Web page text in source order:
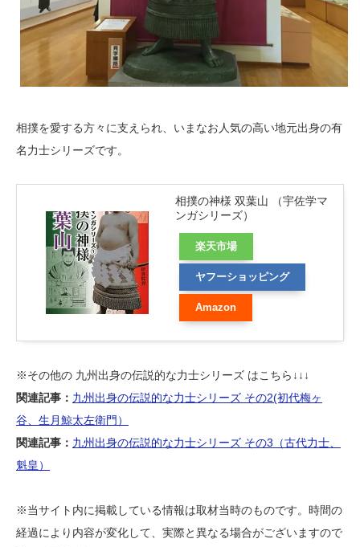
相撲を愛する方々に支えられ、いまなお人気の高い地元出身の有
名力士シリーズです。
相撲の神様 双葉山 （宇佐学マ
ンガシリーズ）
楽天市場
ヤフーショッピング
Amazon
※その他の 九州出身の伝説的な力士シリーズ はこちら↓↓↓
関連記事： 九州出身の伝説的な力士シリーズ その2(初代梅ヶ
谷、生月鯨太左衛門）
関連記事： 九州出身の伝説的な力士シリーズ その3（古代力士、
魁皇）
※当サイト内に掲載している情報は取材当時のものです。時間の
経過により内容が変化して、実際と異なる場合がございますので